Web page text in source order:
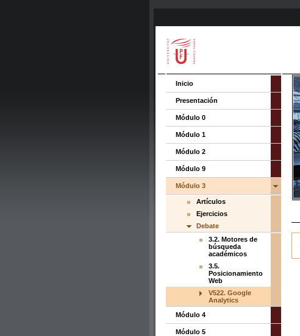
Inicio
Presentación
Módulo 0
Módulo 1
Módulo 2
Módulo 9
Módulo 3
Artículos
Ejercicios
Debate
3.2. Motores de
búsqueda
académicos
3.5.
Posicionamiento
Web
V522. Google
Analytics
Módulo 4
Módulo 5